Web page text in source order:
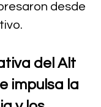
desde
del Alt
impulsa la